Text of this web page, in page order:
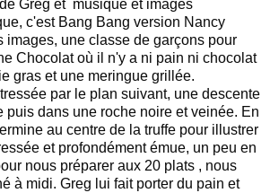
Greg et  musique et images
c'est Bang Bang version Nancy
images, une classe de garçons pour
Chocolat où il n'y a ni pain ni chocolat
gras et une meringue grillée.
par le plan suivant, une descente
puis dans une roche noire et veinée. En
au centre de la truffe pour illustrer
et profondément émue, un peu en
nous préparer aux 20 plats , nous
à midi. Greg lui fait porter du pain et